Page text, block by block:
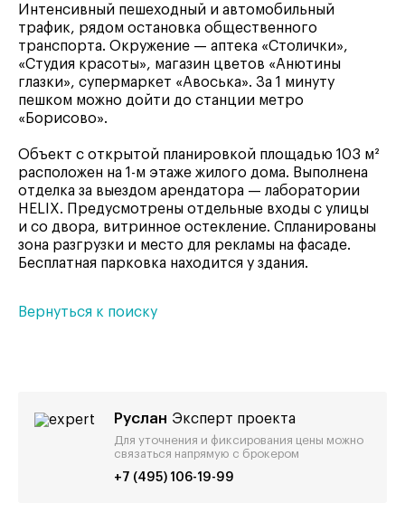
Интенсивный пешеходный и автомобильный
трафик, рядом остановка общественного
транспорта. Окружение — аптека «Столички»,
«Студия красоты», магазин цветов «Анютины
глазки», супермаркет «Авоська». За 1 минуту
пешком можно дойти до станции метро
«Борисово».
Объект с открытой планировкой площадью 103 м²
расположен на 1-м этаже жилого дома. Выполнена
отделка за выездом арендатора — лаборатории
HELIX. Предусмотрены отдельные входы с улицы
и со двора, витринное остекление. Спланированы
зона разгрузки и место для рекламы на фасаде.
Бесплатная парковка находится у здания.
Вернуться к поиску
Руслан Эксперт проекта
Для уточнения и фиксирования цены можно
связаться напрямую с брокером
+7 (495) 106-19-99